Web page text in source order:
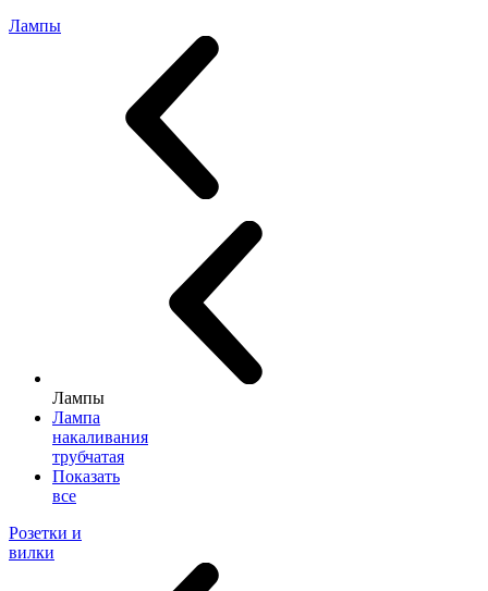
Лампы
Лампы
Лампа
накаливания
трубчатая
Показать
все
Розетки и
вилки